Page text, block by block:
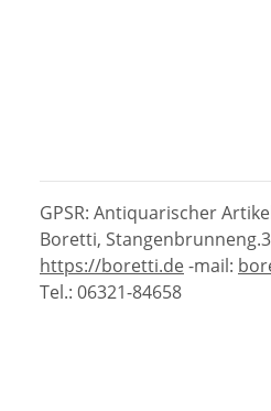
GPSR: Antiquarischer
Boretti,
https://boretti.de-mail:
Tel.: 06321-84658